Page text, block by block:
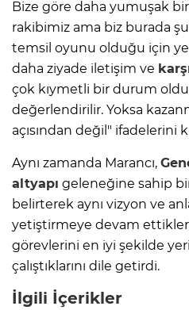
Bize göre daha yumuşak
rakibimiz ama biz burada
temsil oyunu olduğu için
daha ziyade iletişim ve
çok kıymetli bir durum
değerlendirilir. Yoksa
açısından değil" ifadelerini
Aynı zamanda Marancı,
altyapı geleneğine sahip
belirterek aynı vizyon ve
yetiştirmeye devam
görevlerini en iyi şekilde
çalıştıklarını dile getirdi.
İlgili İçerikler